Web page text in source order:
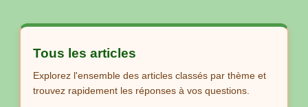
Tous les articles
Explorez l'ensemble des articles classés par thème et
trouvez rapidement les réponses à vos questions.